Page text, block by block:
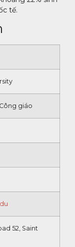
tế.
giáo
52, Saint